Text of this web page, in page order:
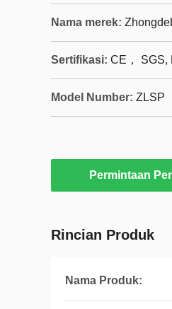
Nama merek:
Sertifikasi: CE， SGS,
Model Number: ZLSP
Permintaan
Rincian Produk
Nama Produk: